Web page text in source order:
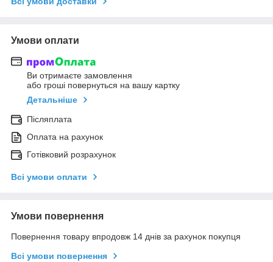
Умови оплати
Ви отримаєте замовлення
або гроші повернуться на вашу картку
Детальніше
Післяплата
Оплата на рахунок
Готівковий розрахунок
Всі умови оплати
Умови повернення
Повернення товару впродовж 14 днів за рахунок покупця
Всі умови повернення